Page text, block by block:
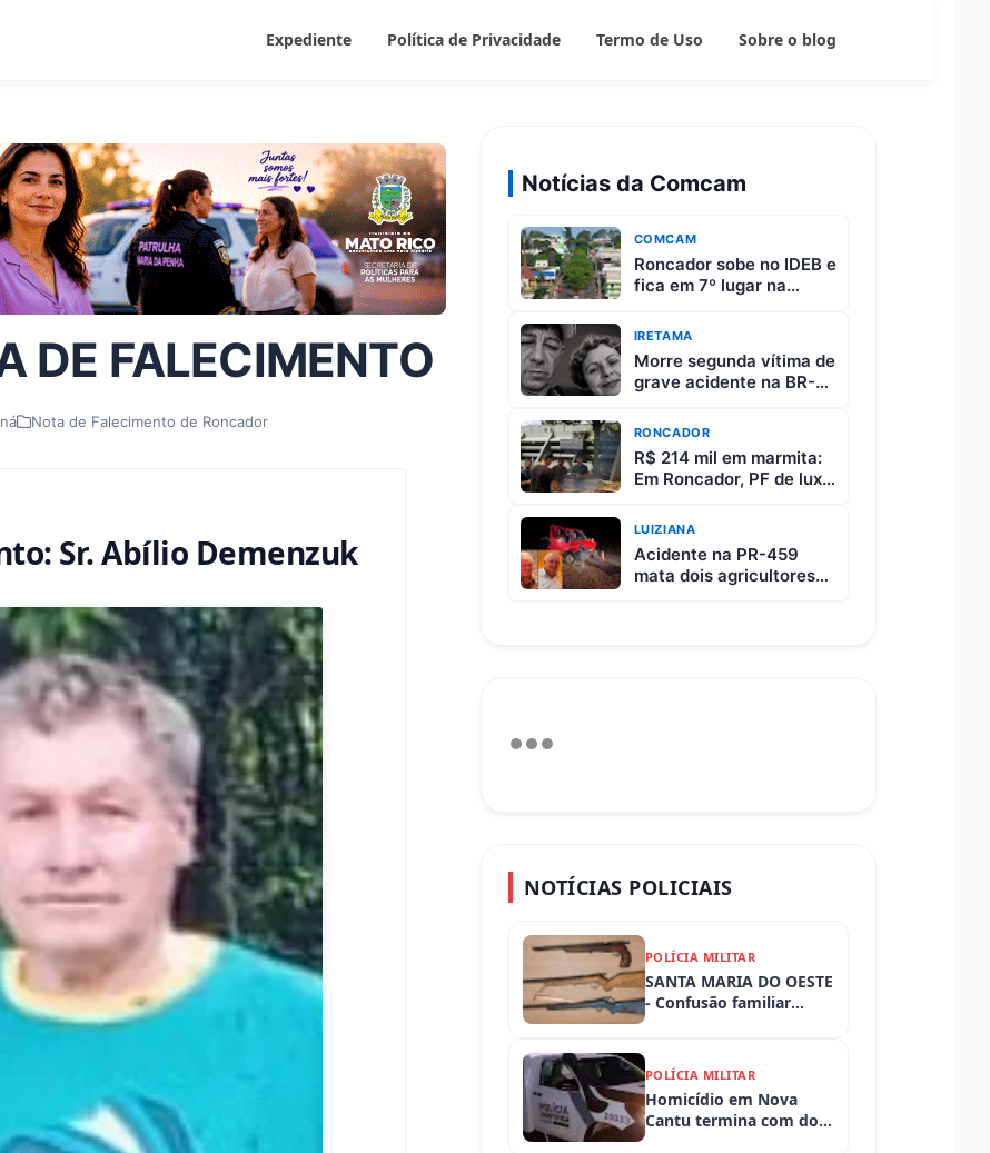
Expediente Política de Privacidade Termo de Uso Sobre o blog
DE FALECIMENTO
Nota de Falecimento de Roncador
Sr. Abílio Demenzuk
Notícias da Comcam
COMCAM
Roncador sobe no IDEB e
fica em 7º lugar na
IRETAMA
Morre segunda vítima de
grave acidente na BR-
Luiziana
RONCADOR
R$ 214 mil em marmita:
Em Roncador, PF de luxo
3 carnes
LUIZIANA
Acidente na PR-459
mata dois agricultores
NOTÍCIAS POLICIAIS
POLÍCIA MILITAR
SANTA MARIA DO OESTE
- Confusão familiar
termina com prisão por
volante e armas
apreendidas
POLÍCIA MILITAR
Homicídio em Nova
Cantu termina com dois
presos em flagrante